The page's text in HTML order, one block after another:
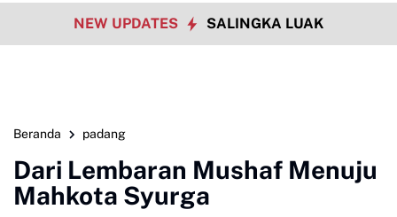
NEW UPDATES SALINGKA LUAK
Beranda padang
Dari Lembaran Mushaf Menuju
Mahkota Syurga